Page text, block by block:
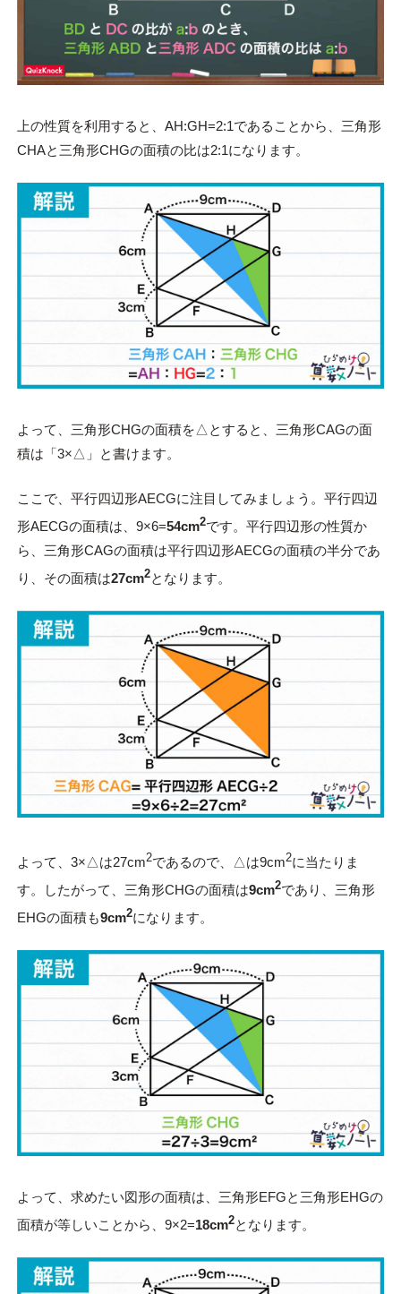
上の性質を利用すると、AH:GH=2:1であることから、三角形
CHAと三角形CHGの面積の比は2:1になります。
よって、三角形CHGの面積を△とすると、三角形CAGの面
積は「3×△」と書けます。
ここで、平行四辺形AECGに注目してみましょう。平行四辺
形AECGの面積は、9×6=54cm2です。平行四辺形の性質か
ら、三角形CAGの面積は平行四辺形AECGの面積の半分であ
り、その面積は27cm2となります。
よって、3×△は27cm2であるので、△は9cm2に当たりま
す。したがって、三角形CHGの面積は9cm2であり、三角形
EHGの面積も9cm2になります。
よって、求めたい図形の面積は、三角形EFGと三角形EHGの
面積が等しいことから、9×2=18cm2となります。